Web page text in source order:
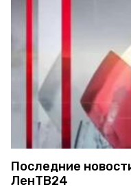
Последние
ЛенТВ24